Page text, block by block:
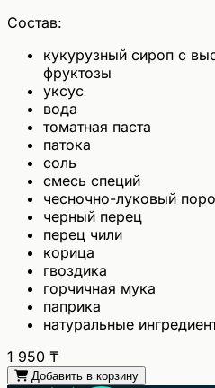
Состав:
кукурузный сироп с
фруктозы
уксус
вода
томатная паста
патока
соль
смесь специй
чесночно-луковый
черный перец
перец чили
корица
гвоздика
горчичная мука
паприка
натуральные
1 950 ₸
Добавить в корзину